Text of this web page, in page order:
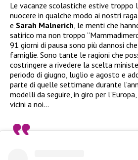
Le vacanze scolastiche estive troppo
nuocere in qualche modo ai nostri
e Sarah Malnerich, le menti che
satirico ma non troppo
91 giorni di pausa sono più dannosi
famiglie. Sono tante le ragioni che
costringere a rivedere la scelta
periodo di giugno, luglio e agosto e
parte di quelle settimane durante
modelli da seguire, in giro per
vicini a noi…